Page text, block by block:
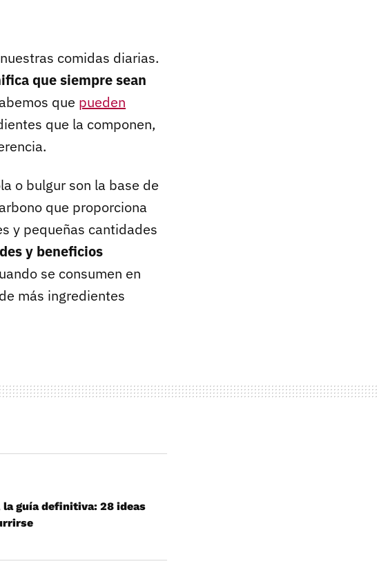
comidas diarias.
que siempre sean
que pueden
que la componen,
o bulgur son la base de
que proporciona
y pequeñas cantidades
y beneficios
se consumen en
más ingredientes
la guía definitiva: 28 ideas